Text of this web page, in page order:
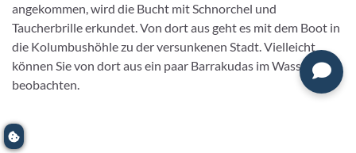
angekommen, wird die Bucht mit Schnorchel und
Taucherbrille erkundet. Von dort aus geht es mit dem Boot in
die Kolumbushöhle zu der versunkenen Stadt. Vielleicht
können Sie von dort aus ein paar Barrakudas im Wasser
beobachten.